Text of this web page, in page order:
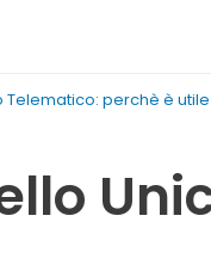
Telematico: perchè è utile